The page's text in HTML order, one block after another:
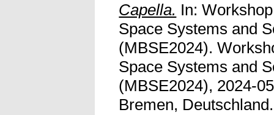
Capella. In:
Space Systems and
(MBSE2024).
Space Systems and
(MBSE2024), 2024-
Bremen, Deutschland.